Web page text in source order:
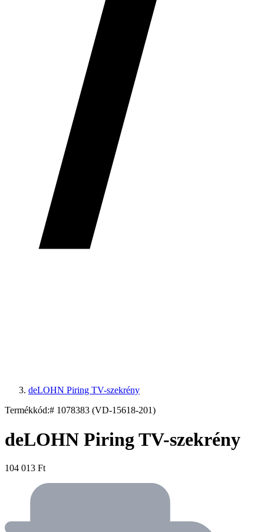
deLOHN Piring TV-szekrény
Termékkód:# 1078383 (VD-15618-201)
deLOHN Piring TV-szekrény
104 013 Ft